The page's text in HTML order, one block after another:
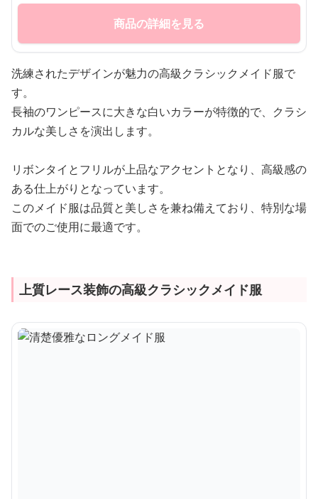
商品の詳細を見る
洗練されたデザインが魅力の高級クラシックメイド服で
す。
長袖のワンピースに大きな白いカラーが特徴的で、クラシ
カルな美しさを演出します。
リボンタイとフリルが上品なアクセントとなり、高級感の
ある仕上がりとなっています。
このメイド服は品質と美しさを兼ね備えており、特別な場
面でのご使用に最適です。
上質レース装飾の高級クラシックメイド服